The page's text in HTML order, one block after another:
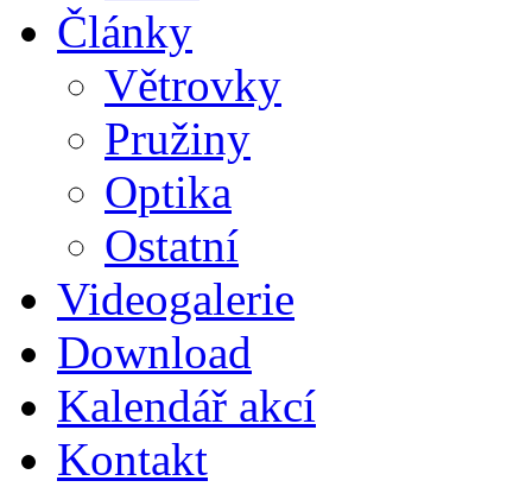
Články
Větrovky
Pružiny
Optika
Ostatní
Videogalerie
Download
Kalendář akcí
Kontakt